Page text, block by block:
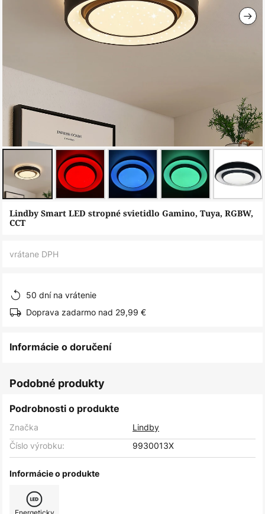
Preskočiť
na
galérie
Lindby Smart LED stropné svietidlo Gamino, Tuya, RGBW,
CCT
vrátane DPH
50 dní na vrátenie
Doprava zadarmo nad 29,99 €
Informácie o doručení
Podobné produkty
Podrobnosti o produkte
Značka
Lindby
Číslo výrobku:
9930013X
Informácie o produkte